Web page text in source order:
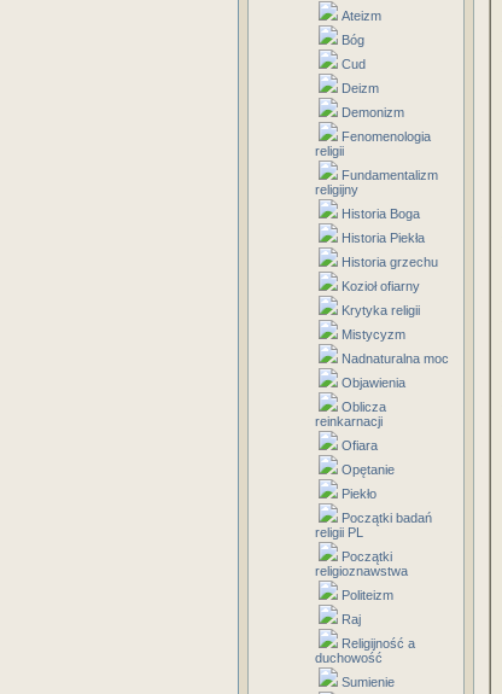
Ateizm
Bóg
Cud
Deizm
Demonizm
Fenomenologia
religii
Fundamentalizm
religijny
Historia Boga
Historia Piekła
Historia grzechu
Kozioł ofiarny
Krytyka religii
Mistycyzm
Nadnaturalna moc
Objawienia
Oblicza
reinkarnacji
Ofiara
Opętanie
Piekło
Początki badań
religii PL
Początki
religioznawstwa
Politeizm
Raj
Religijność a
duchowość
Sumienie